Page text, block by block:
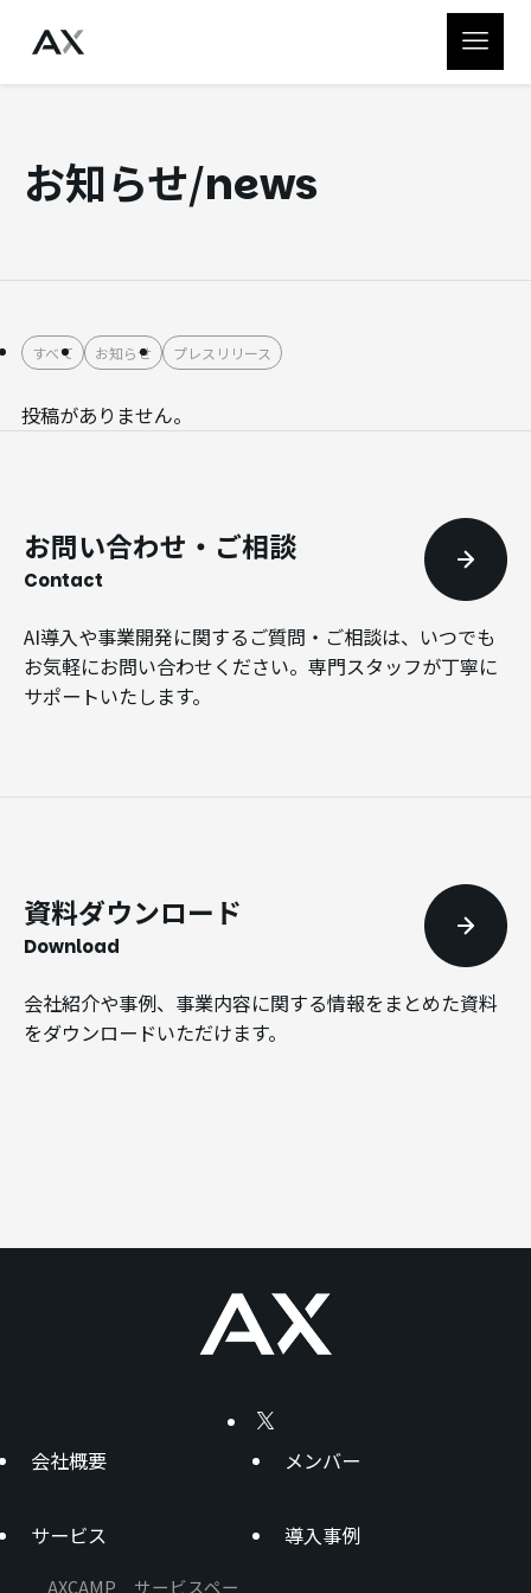
お知らせ/news
すべて お知らせ プレスリリース
投稿がありません。
お問い合わせ・ご相談
Contact
AI導入や事業開発に関するご質問・ご相談は、いつでも
お気軽にお問い合わせください。専門スタッフが丁寧に
サポートいたします。
資料ダウンロード
Download
会社紹介や事例、事業内容に関する情報をまとめた資料
をダウンロードいただけます。
会社概要 メンバー
サービス
AXCAMP サービスペー
導入事例